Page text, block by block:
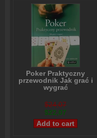
Poker Praktyczny
przewodnik Jak grać i
wygrać
$24,07
$22,07